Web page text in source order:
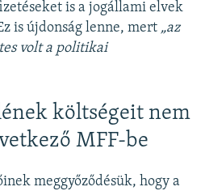
is a jogállami elvek
is újdonság lenne, mert „az
volt a politikai
költségeit nem
MFF-be
meggyőződésük, hogy a